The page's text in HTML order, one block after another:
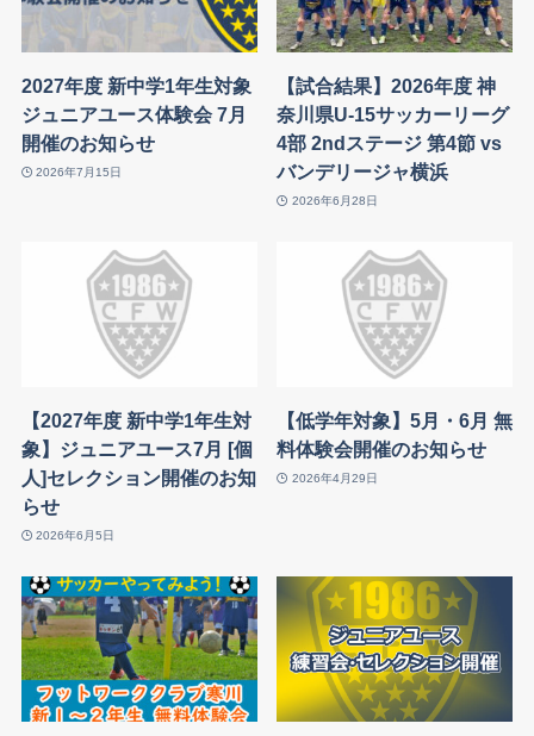
2027年度 新中学1年生対象
ジュニアユース体験会 7月
開催のお知らせ
2026年7月15日
【試合結果】2026年度 神
奈川県U-15サッカーリーグ
4部 2ndステージ 第4節 vs
バンデリージャ横浜
2026年6月28日
【2027年度 新中学1年生対
象】ジュニアユース7月 [個
人]セレクション開催のお知
らせ
2026年6月5日
【低学年対象】5月・6月 無
料体験会開催のお知らせ
2026年4月29日